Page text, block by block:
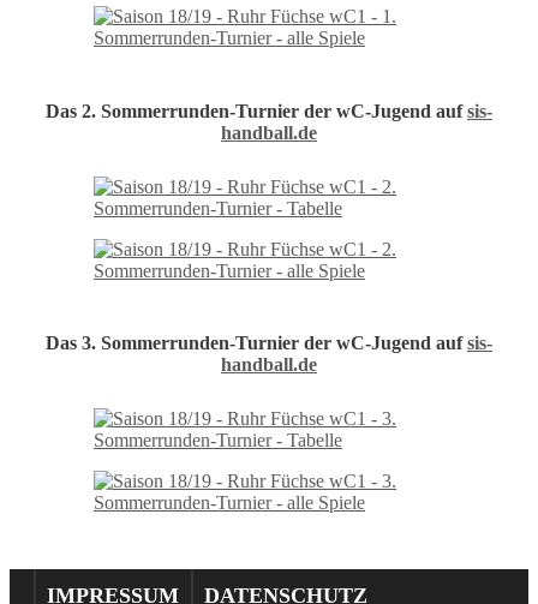
Das 2. Sommerrunden-Turnier der wC-Jugend aufsis-
handball.de
Das 3. Sommerrunden-Turnier der wC-Jugend aufsis-
handball.de
IMPRESSUM DATENSCHUTZ